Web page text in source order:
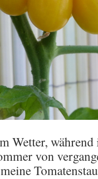
Wetter,
von